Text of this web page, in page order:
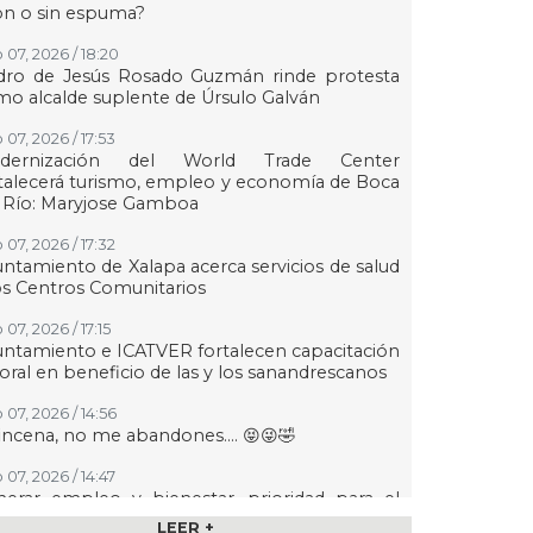
o sin espuma?
07, 2026 / 18:20
de Jesús Rosado Guzmán rinde protesta
alcalde suplente de Úrsulo Galván
2026 / 17:53
del World Trade Center
turismo, empleo y economía de Boca
Maryjose Gamboa
07, 2026 / 17:32
de Xalapa acerca servicios de salud
Centros Comunitarios
2026 / 17:15
e ICATVER fortalecen capacitación
en beneficio de las y los sanandrescanos
07, 2026 / 14:56
no me abandones.... 😝😜🤣
07, 2026 / 14:47
empleo y bienestar, prioridad para el
de San Andrés Tuxtla: Rafa Fararoni
LEER +